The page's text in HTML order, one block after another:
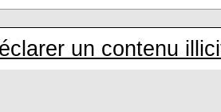
un contenu